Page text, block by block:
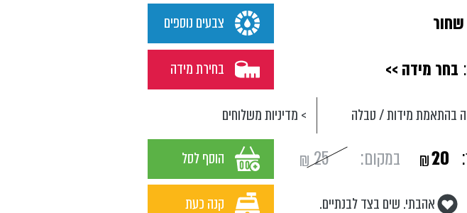
צבעים נוספים שחור
> מדיניות משלוחים בהתאמת מידות / טבלה
בחירת מידה בחר מידה >>
הוסף לסל ₪25 במקום: ₪20
קנה כעת אהבתי. שים בצד לבנתיים.